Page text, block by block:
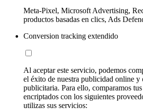
Meta-Pixel, Microsoft Advertising,
productos basadas en clics, Ads
Conversion tracking extendido
Al aceptar este servicio, podemos
el éxito de nuestra publicidad online y
publicitaria. Para ello, comparamos
encriptados con los siguientes
utilizas sus servicios: